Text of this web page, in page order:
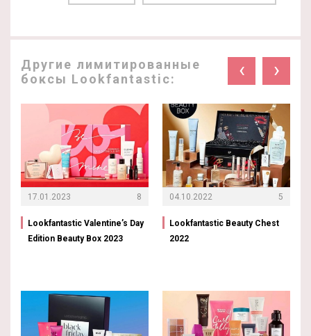
Другие лимитированные
боксы Lookfantastic:
‹ ›
17.01.2023 8
Lookfantastic Valentine’s Day
Edition Beauty Box 2023
04.10.2022 5
Lookfantastic Beauty Chest
2022